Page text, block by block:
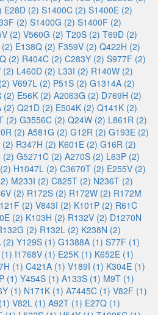
E28D (2) S1400C (2) S1400E (2)
(2) S1400G (2) S1400F (2)
(2) V560G (2) T20S (2) T69D (2)
E138Q (2) F359V (2) Q422H (2)
(2) R404C (2) C283Y (2) S977F (2)
(2) L460D (2) L33I (2) R140W (2)
V697L (2) P51S (2) G1314A (2)
(2) E56K (2) A2063G (2) D769H (2)
(2) Q21D (2) E504K (2) Q141K (2)
(2) G3556C (2) Q24W (2) L861R (2)
(2) A581G (2) G12R (2) G193E (2)
(2) R347H (2) K601E (2) G16R (2)
(2) G5271C (2) A270S (2) L63P (2)
H1047L (2) C3670T (2) E255V (2)
M233I (2) C825T (2) N236T (2)
(2) R172S (2) R172W (2) R172M
(2) V843I (2) K101P (2) R61C
(2) K103H (2) R132V (2) D1270N
(2) R132L (2) K238N (2)
(2) Y129S (1) G1388A (1) S77F (1)
I1768V (1) E25K (1) K652E (1)
(1) C421A (1) V189I (1) K304E (1)
(1) Y454S (1) A133S (1) M9T (1)
(1) N171K (1) A7445C (1) V82F (1)
V82L (1) A92T (1) E27Q (1)